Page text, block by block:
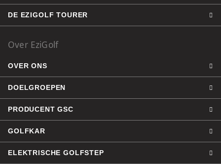
DE EZIGOLF TOURER
Over EziGolf
OVER ONS
DOELGROEPEN
PRODUCENT GSC
GOLFKAR
ELEKTRISCHE GOLFSTEP